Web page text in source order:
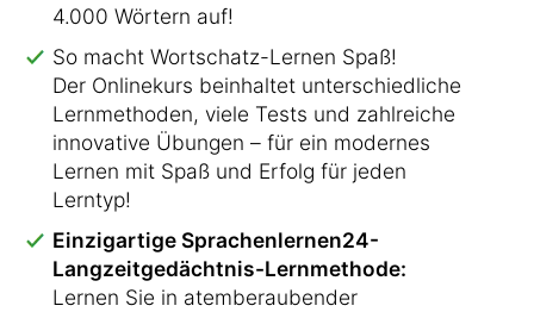
4.000 Wörtern auf!
So macht Wortschatz-Lernen Spaß!
Der Onlinekurs beinhaltet unterschiedliche
Lernmethoden, viele Tests und zahlreiche
innovative Übungen – für ein modernes
Lernen mit Spaß und Erfolg für jeden
Lerntyp!
Einzigartige Sprachenlernen24-
Langzeitgedächtnis-Lernmethode:
Lernen Sie in atemberaubender